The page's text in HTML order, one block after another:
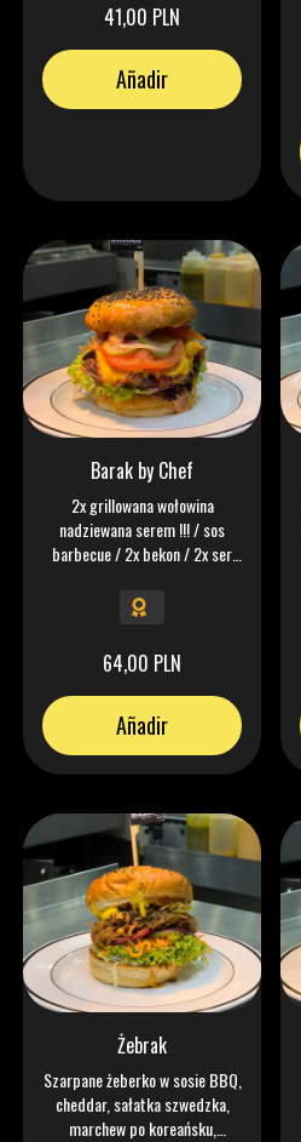
41,00 PLN
Añadir
Barak by Chef
2x grillowana wołowina
nadziewana serem !!! / sos
barbecue / 2x bekon / 2x ser
pomidor / pikle / cebula / sos
64,00 PLN
Añadir
Żebrak
Szarpane żeberko w sosie BBQ,
cheddar, sałatka szwedzka,
marchew po koreańsku,